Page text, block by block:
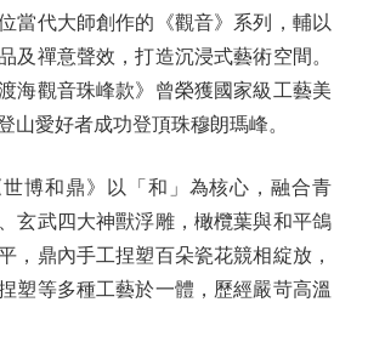
當代大師創作的《觀音》系列，輔以
及禪意聲效，打造沉浸式藝術空間。
海觀音珠峰款》曾榮獲國家級工藝美
山愛好者成功登頂珠穆朗瑪峰。
和鼎》以「和」為核心，融合青
玄武四大神獸浮雕，橄欖葉與和平鴿
，鼎內手工捏塑百朵瓷花競相綻放，
塑等多種工藝於一體，歷經嚴苛高溫